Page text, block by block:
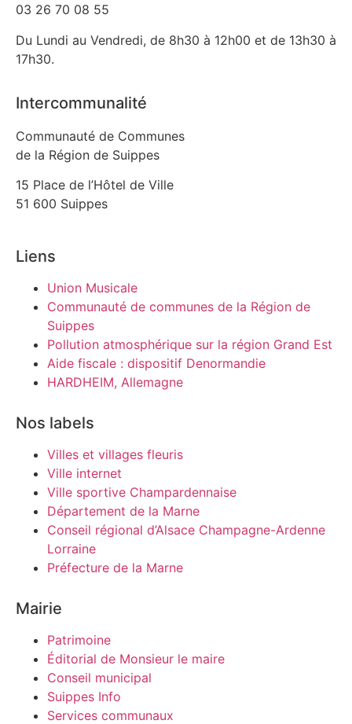
03 26 70 08 55
Du Lundi au Vendredi, de 8h30 à 12h00 et de 13h30 à
17h30.
Intercommunalité
Communauté de Communes
de la Région de Suippes
15 Place de l’Hôtel de Ville
51 600 Suippes
Liens
Union Musicale
Communauté de communes de la Région de
Suippes
Pollution atmosphérique sur la région Grand Est
Aide fiscale : dispositif Denormandie
HARDHEIM, Allemagne
Nos labels
Villes et villages fleuris
Ville internet
Ville sportive Champardennaise
Département de la Marne
Conseil régional d’Alsace Champagne-Ardenne
Lorraine
Préfecture de la Marne
Mairie
Patrimoine
Éditorial de Monsieur le maire
Conseil municipal
Suippes Info
Services communaux